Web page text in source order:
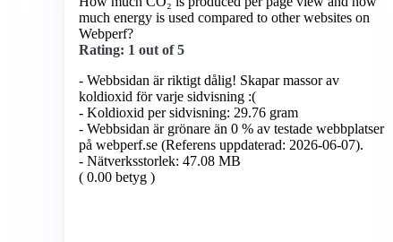
much energy is used compared to other websites on
Webperf?
Rating: 1 out of 5
- Webbsidan är riktigt dålig! Skapar massor av
koldioxid för varje sidvisning :(
- Koldioxid per sidvisning: 29.76 gram
- Webbsidan är grönare än 0 % av testade webbplatser
på webperf.se (Referens uppdaterad: 2026-06-07).
- Nätverksstorlek: 47.08 MB
( 0.00 betyg )